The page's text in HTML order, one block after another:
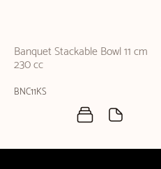
Banquet Stackable Bowl 11 cm
230 cc
BNC11KS